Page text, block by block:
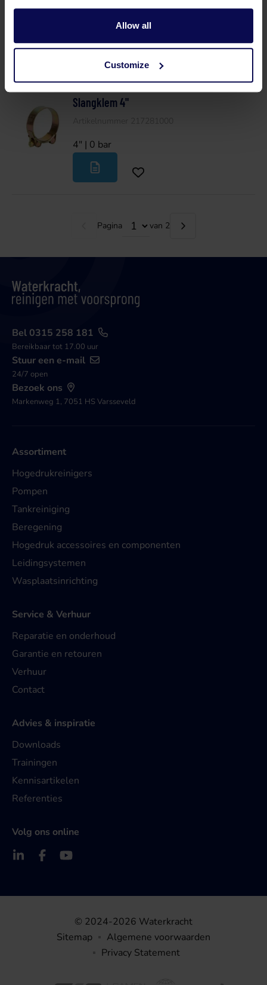
Allow all
Customize
Artikelnummer 217282000
Slangklem 4"
4" | 0 bar
Pagina van 2
Bel 0315 258 181
Bereikbaar tot 17.00 uur
Stuur een e-mail
24/7 open
Bezoek ons
Markenweg 1, 7051 HS Varsseveld
Assortiment
Hogedrukreinigers
Pompen
Tankreiniging
Beregening
Hogedruk accessoires en componenten
Leidingsystemen
Wasplaatsinrichting
Service & Verhuur
Reparatie en onderhoud
Garantie en retouren
Verhuur
Contact
Advies & inspiratie
Downloads
Trainingen
Kennisartikelen
Referenties
Volg ons online
© 2024-2026 Waterkracht
Sitemap
Algemene voorwaarden
Privacy Statement